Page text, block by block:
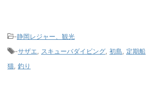
-静岡レジャー、観光
-サザエ スキューバダイビング 初島 定期船
猫 釣り